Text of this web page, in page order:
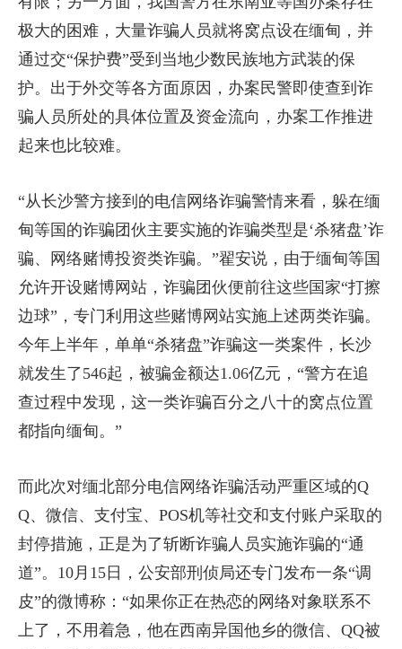
极大的困难，大量诈骗人员就将窝点设在缅甸，并
通过交“保护费”受到当地少数民族地方武装的保
护。出于外交等各方面原因，办案民警即使查到诈
骗人员所处的具体位置及资金流向，办案工作推进
起来也比较难。
“从长沙警方接到的电信网络诈骗警情来看，躲在缅
甸等国的诈骗团伙主要实施的诈骗类型是‘杀猪盘’诈
骗、网络赌博投资类诈骗。”翟安说，由于缅甸等国
允许开设赌博网站，诈骗团伙便前往这些国家“打擦
边球”，专门利用这些赌博网站实施上述两类诈骗。
今年上半年，单单“杀猪盘”诈骗这一类案件，长沙
就发生了546起，被骗金额达1.06亿元，“警方在追
查过程中发现，这一类诈骗百分之八十的窝点位置
都指向缅甸。”
而此次对缅北部分电信网络诈骗活动严重区域的Q
Q、微信、支付宝、POS机等社交和支付账户采取的
封停措施，正是为了斩断诈骗人员实施诈骗的“通
道”。10月15日，公安部刑侦局还专门发布一条“调
皮”的微博称：“如果你正在热恋的网络对象联系不
上了，不用着急，他在西南异国他乡的微信、QQ被